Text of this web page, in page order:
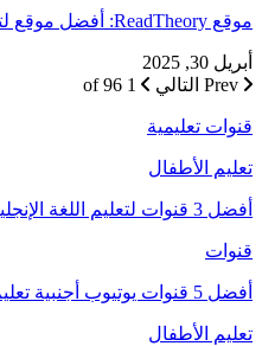
موقع ReadTheory: أفضل موقع لتحسين القراءة لدى الأطفال!
أبريل 30, 2025
التالي 1 of 96
قنوات تعليمية
تعليم الأطفال
أفضل 3 قنوات لتعليم اللغة الإنجليزية للأطفال والمبتدئين على…
قنوات
أفضل 5 قنوات يوتيوب أجنبية تعليم اللغة الصينية مجانًا من…
تعليم الأطفال